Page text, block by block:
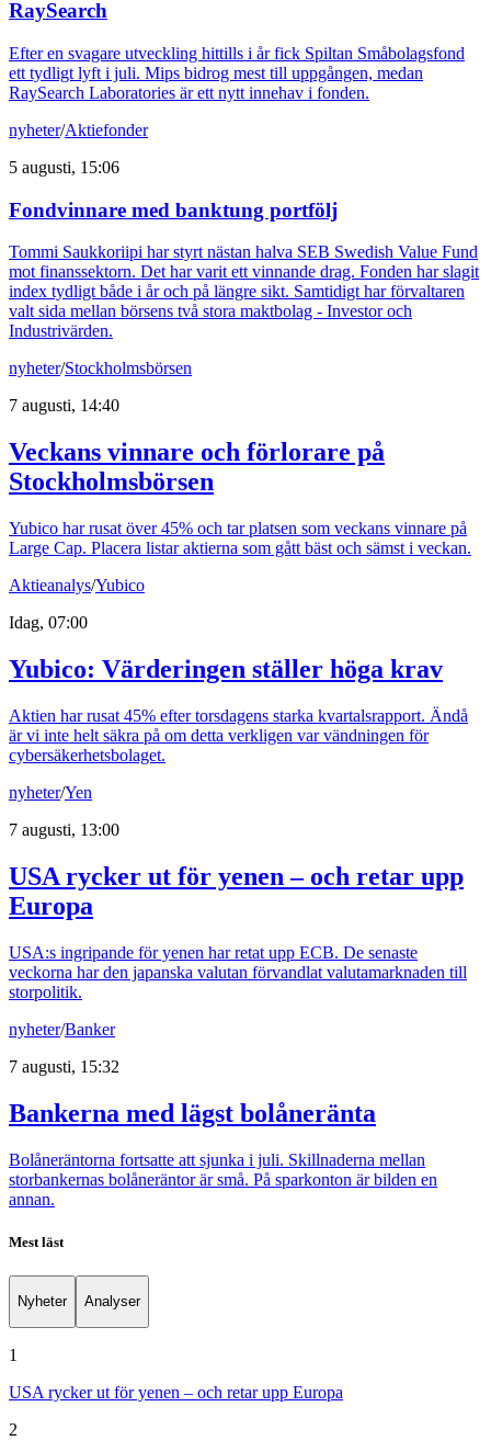
RaySearch
Efter en svagare utveckling hittills i år fick Spiltan Småbolagsfond
ett tydligt lyft i juli. Mips bidrog mest till uppgången, medan
RaySearch Laboratories är ett nytt innehav i fonden.
nyheter/Aktiefonder
5 augusti, 15:06
Fondvinnare med banktung portfölj
Tommi Saukkoriipi har styrt nästan halva SEB Swedish Value Fund
mot finanssektorn. Det har varit ett vinnande drag. Fonden har slagit
index tydligt både i år och på längre sikt. Samtidigt har förvaltaren
valt sida mellan börsens två stora maktbolag - Investor och
Industrivärden.
nyheter/Stockholmsbörsen
7 augusti, 14:40
Veckans vinnare och förlorare på
Stockholmsbörsen
Yubico har rusat över 45% och tar platsen som veckans vinnare på
Large Cap. Placera listar aktierna som gått bäst och sämst i veckan.
Aktieanalys/Yubico
Idag, 07:00
Yubico: Värderingen ställer höga krav
Aktien har rusat 45% efter torsdagens starka kvartalsrapport. Ändå
är vi inte helt säkra på om detta verkligen var vändningen för
cybersäkerhetsbolaget.
nyheter/Yen
7 augusti, 13:00
USA rycker ut för yenen – och retar upp
Europa
USA:s ingripande för yenen har retat upp ECB. De senaste
veckorna har den japanska valutan förvandlat valutamarknaden till
storpolitik.
nyheter/Banker
7 augusti, 15:32
Bankerna med lägst bolåneränta
Bolåneräntorna fortsatte att sjunka i juli. Skillnaderna mellan
storbankernas bolåneräntor är små. På sparkonton är bilden en
annan.
Mest läst
Nyheter Analyser
1
USA rycker ut för yenen – och retar upp Europa
2